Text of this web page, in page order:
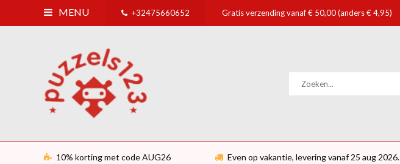
MENU +32475660652 Gratis verzending vanaf € 50,00 (anders € 4,95)
10% korting met code AUG26 Even op vakantie, levering vanaf 25 aug 2026.